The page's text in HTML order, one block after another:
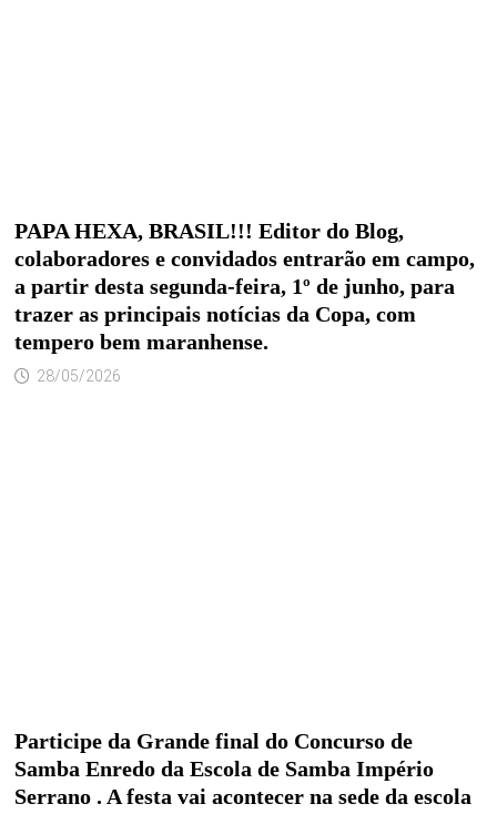
PAPA HEXA, BRASIL!!! Editor do Blog,
colaboradores e convidados entrarão em campo,
a partir desta segunda-feira, 1º de junho, para
trazer as principais notícias da Copa, com
tempero bem maranhense.
28/05/2026
Participe da Grande final do Concurso de
Samba Enredo da Escola de Samba Império
Serrano . A festa vai acontecer na sede da escola